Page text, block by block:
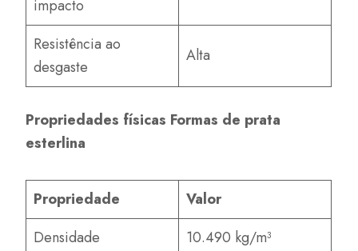
impacto
Resistência ao
desgaste
Alta
Propriedades físicas Formas de prata
esterlina
Propriedade
Valor
Densidade
10.490 kg/m³